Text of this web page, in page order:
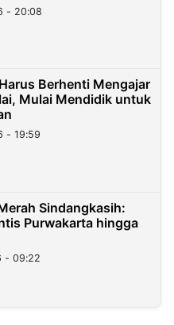
- 20:08
Berhenti Mengajar
Mulai Mendidik untuk
- 19:59
Sindangkasih:
Purwakarta hingga
- 09:22